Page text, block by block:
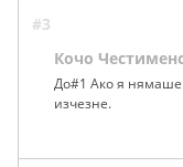
#3
Кочо
До#1 Ако я нямаше
изчезне.